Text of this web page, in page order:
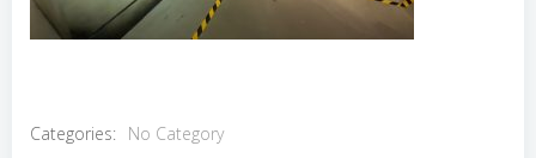
Categories: No Category